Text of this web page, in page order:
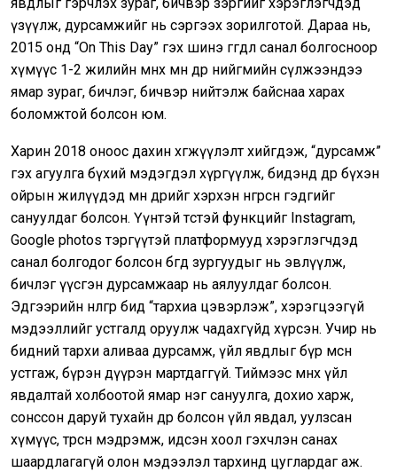
үзүүлж, дурсамжийг нь сэргээх зорилготой. Дараа нь,
2015 онд “On This Day” гэх шинэ өгөгдөл санал болгосноор
хүмүүс 1-2 жилийн өмнөх мөн өдөр нийгмийн сүлжээндээ
ямар зураг, бичлэг, бичвэр нийтэлж байснаа харах
боломжтой болсон юм.
Харин 2018 оноос дахин хөгжүүлэлт хийгдэж, “дурсамж”
гэх агуулга бүхий мэдэгдэл хүргүүлж, бидэнд өдөр бүхэн
ойрын жилүүдэд мөн өдрийг хэрхэн өнгөрөөсөн гэдгийг
сануулдаг болсон. Үүнтэй төстэй функцийг Instagram,
Google photos тэргүүтэй платформууд хэрэглэгчдэд
санал болгодог болсон бөгөөд зургуудыг нь эвлүүлж,
бичлэг үүсгэн дурсамжаар нь аялуулдаг болсон.
Эдгээрийн нөлөөгөөр бид “тархиа цэвэрлэж”, хэрэгцээгүй
мэдээллийг устгалд оруулж чадахгүйд хүрсэн. Учир нь
бидний тархи аливаа дурсамж, үйл явдлыг бүр мөсөн
устгаж, бүрэн дүүрэн мартдаггүй. Тиймээс өмнөх үйл
явдалтай холбоотой ямар нэг сануулга, дохио харж,
сонссон даруй тухайн өдөр болсон үйл явдал, уулзсан
хүмүүс, төрсөн мэдрэмж, идсэн хоол гэхчлэн санах
шаардлагагүй олон мэдээлэл тархинд цуглардаг аж.